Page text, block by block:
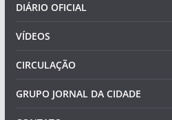
DIÁRIO OFICIAL
VÍDEOS
CIRCULAÇÃO
GRUPO JORNAL DA CIDADE